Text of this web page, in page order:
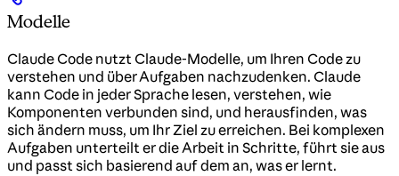
Modelle
Claude Code nutzt Claude-Modelle, um Ihren Code zu
verstehen und über Aufgaben nachzudenken. Claude
kann Code in jeder Sprache lesen, verstehen, wie
Komponenten verbunden sind, und herausfinden, was
sich ändern muss, um Ihr Ziel zu erreichen. Bei komplexen
Aufgaben unterteilt er die Arbeit in Schritte, führt sie aus
und passt sich basierend auf dem an, was er lernt.